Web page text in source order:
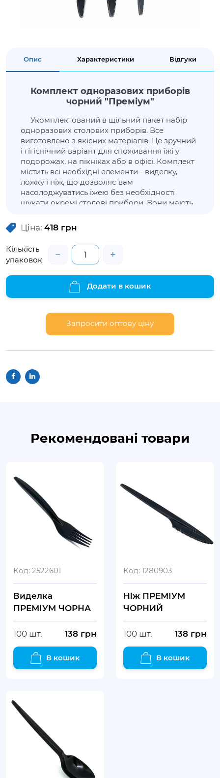
Опис Характеристики Відгуки
Комплект одноразових приборів
чорний "Преміум"
Укомплектований в щільний пакет набір
одноразових столових приборів. Все
виготовлено з якісних матеріалів. Це зручний
і гігієнічний варіант для споживання їжі у
подорожах, на пікніках або в офісі. Комплект
містить всі необхідні елементи - виделку,
ложку і ніж, що дозволяє вам
насолоджуватись їжею без необхідності
шукати окремі столові прибори. Вони мають
це одноразовий посуд, клієнт може бути
впевнений в чистоті й гігієнічності. Комплект
безпечний для використання з їжею, при
нагріванні не викликає неприємних запахів
або присмаків.
Альфа-Пак Захід вже багато років
спеціалізується на розробці й зборі різних
підходить вам. Нашіменеджеридопоможуть
сформувати замовлення, підібравши при
необхідності, додаткові товари для повної
Ціна: 418 грн
Кількість
упаковок
− +
Додати в кошик
Запросити оптову ціну
Рекомендовані товари
Код: 2522601
Виделка
ПРЕМІУМ ЧОРНА
100 шт. 138 грн
В кошик
Код: 1280903
Ніж ПРЕМІУМ
ЧОРНИЙ
100 шт. 138 грн
В кошик